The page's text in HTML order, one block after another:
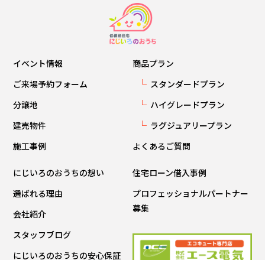
イベント情報
ご来場予約フォーム
分譲地
建売物件
施工事例
商品プラン
スタンダードプラン
ハイグレードプラン
ラグジュアリープラン
よくあるご質問
にじいろのおうちの想い
選ばれる理由
会社紹介
スタッフブログ
にじいろのおうちの安心保証
住宅ローン借入事例
プロフェッショナルパートナー
募集